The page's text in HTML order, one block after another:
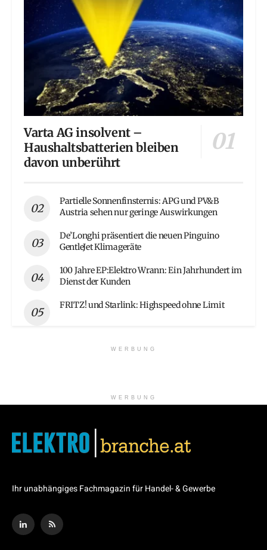
Varta AG insolvent –
Haushaltsbatterien bleiben
davon unberührt
Partielle Sonnenfinsternis: APG und PV&B
Austria sehen nur geringe Auswirkungen
De’Longhi präsentiert die neuen Pinguino
GentleJet Klimageräte
100 Jahre EP:Elektro Wrann: Ein Jahrhundert im
Dienst der Kunden
FRITZ! und Starlink: Highspeed ohne Limit
WERBUNG
WERBUNG
Ihr unabhängiges Fachmagazin für Handel- & Gewerbe